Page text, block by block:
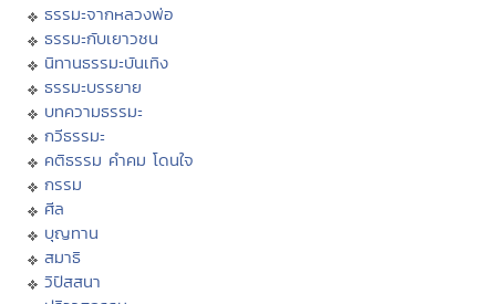
ธรรมะจากหลวงพ่อ
ธรรมะกับเยาวชน
นิทานธรรมะบันเทิง
ธรรมะบรรยาย
บทความธรรมะ
กวีธรรมะ
คติธรรม คำคม โดนใจ
กรรม
ศีล
บุญทาน
สมาธิ
วิปัสสนา